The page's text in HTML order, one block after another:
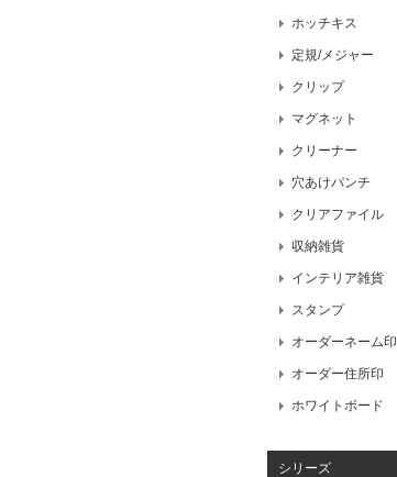
ホッチキス
定規/メジャー
クリップ
マグネット
クリーナー
穴あけパンチ
クリアファイル
収納雑貨
インテリア雑貨
スタンプ
オーダーネーム印
オーダー住所印
ホワイトボード
シリーズ